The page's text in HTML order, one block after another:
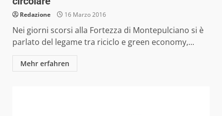
Redazione 16 Marzo 2016
Nei giorni scorsi alla Fortezza di Montepulciano si è
parlato del legame tra riciclo e green economy,...
Mehr erfahren